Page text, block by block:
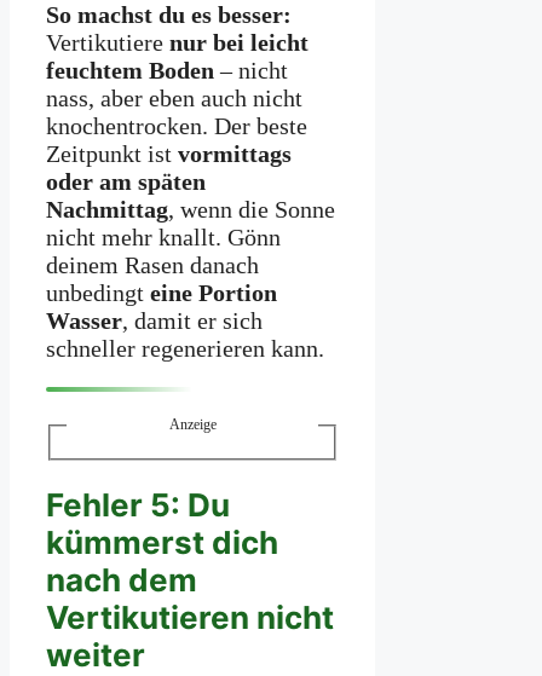
So machst du es besser:
Vertikutiere nur bei leicht
feuchtem Boden – nicht
nass, aber eben auch nicht
knochentrocken. Der beste
Zeitpunkt ist vormittags
oder am späten
Nachmittag, wenn die Sonne
nicht mehr knallt. Gönn
deinem Rasen danach
unbedingt eine Portion
Wasser, damit er sich
schneller regenerieren kann.
Anzeige
Fehler 5: Du
kümmerst dich
nach dem
Vertikutieren nicht
weiter